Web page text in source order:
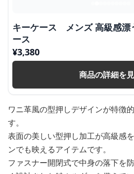
キーケース メンズ 高級感漂
ース
¥3,380
商品の詳細を
ワニ革風の型押しデザインが特徴
す。
表面の美しい型押し加工が高級感
ンでも映えるアイテムです。
ファスナー開閉式で中身の落下を